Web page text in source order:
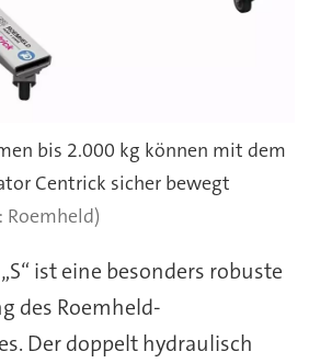
bis 2.000 kg können mit dem
Centrick sicher bewegt
Roemheld)
ist eine besonders robuste
des Roemheld-
Der doppelt hydraulisch